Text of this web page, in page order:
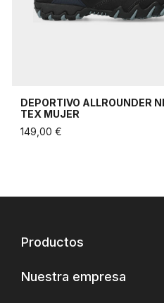
DEPORTIVO ALLROUNDER
TEX MUJER
149,00 €
Productos
Nuestra empresa